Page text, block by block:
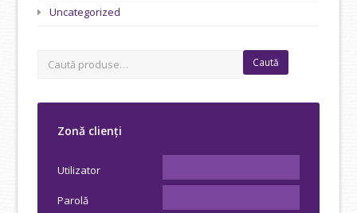
Uncategorized
Caută
Zonă clienți
Utilizator
Parolă